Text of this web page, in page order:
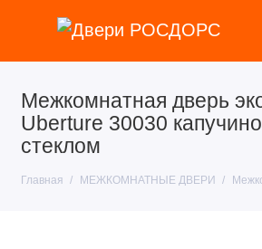
Межкомнатная дверь
Uberture 30030
стеклом
Главная МЕЖКОМНАТНЫЕ ДВЕРИ